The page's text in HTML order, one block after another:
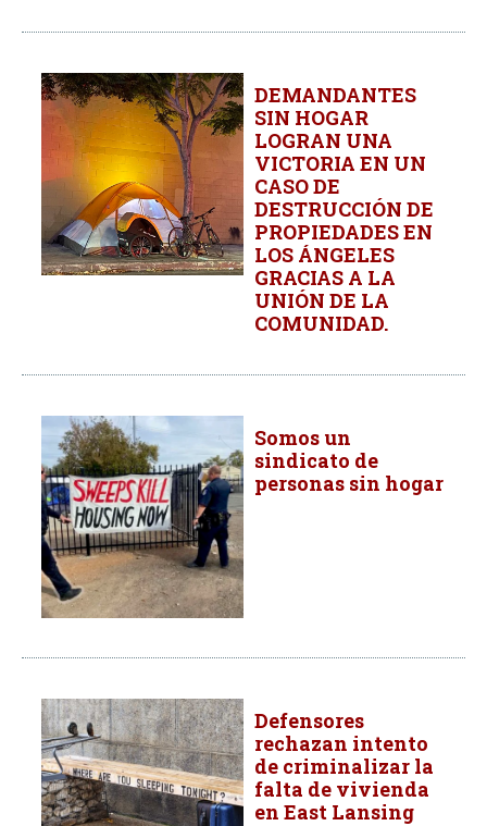
DEMANDANTES
SIN HOGAR
LOGRAN UNA
VICTORIA EN UN
CASO DE
DESTRUCCIÓN DE
PROPIEDADES EN
LOS ÁNGELES
GRACIAS A LA
UNIÓN DE LA
COMUNIDAD.
Somos un
sindicato de
personas sin hogar
Defensores
rechazan intento
de criminalizar la
falta de vivienda
en East Lansing